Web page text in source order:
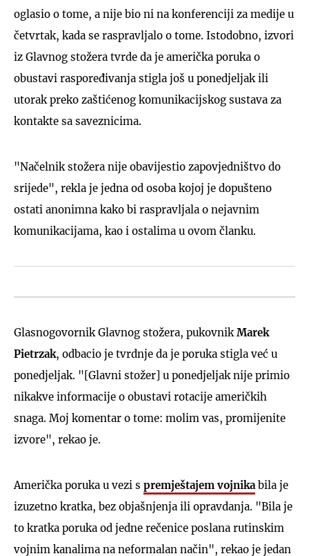
oglasio o tome, a nije bio ni na konferenciji za medije u
četvrtak, kada se raspravljalo o tome. Istodobno, izvori
iz Glavnog stožera tvrde da je američka poruka o
obustavi raspoređivanja stigla još u ponedjeljak ili
utorak preko zaštićenog komunikacijskog sustava za
kontakte sa saveznicima.
"Načelnik stožera nije obavijestio zapovjedništvo do
srijede", rekla je jedna od osoba kojoj je dopušteno
ostati anonimna kako bi raspravljala o nejavnim
komunikacijama, kao i ostalima u ovom članku.
Glasnogovornik Glavnog stožera, pukovnik Marek
Pietrzak, odbacio je tvrdnje da je poruka stigla već u
ponedjeljak. "[Glavni stožer] u ponedjeljak nije primio
nikakve informacije o obustavi rotacije američkih
snaga. Moj komentar o tome: molim vas, promijenite
izvore", rekao je.
Američka poruka u vezi s premještajem vojnika bila je
izuzetno kratka, bez objašnjenja ili opravdanja. "Bila je
to kratka poruka od jedne rečenice poslana rutinskim
vojnim kanalima na neformalan način", rekao je jedan